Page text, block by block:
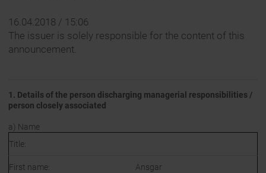
16.04.2018 / 15:06
The issuer is solely responsible for the content of this
announcement.
1. Details of the person discharging managerial responsibilities /
person closely associated
a) Name
Title:
First name: Ansgar